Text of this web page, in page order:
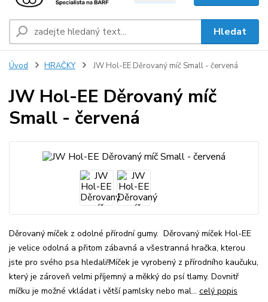
Hledat
Úvod HRAČKY JW Hol-EE Děrovaný míč Small - červená
JW Hol-EE Děrovaný míč
Small - červená
Děrovaný míček z odolné přírodní gumy. Děrovaný míček Hol-EE
je velice odolná a přitom zábavná a všestranná hračka, kterou
jste pro svého psa hledali!Míček je vyrobený z přírodního kaučuku,
který je zároveň velmi příjemný a měkký do psí tlamy. Dovnitř
míčku je možné vkládat i větší pamlsky nebo mal... celý popis